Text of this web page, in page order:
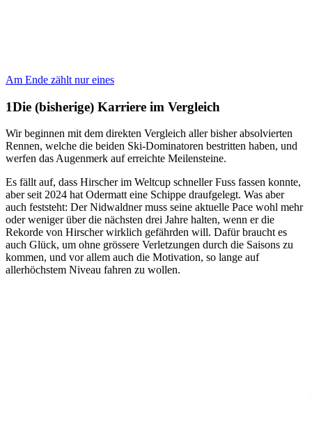
Am Ende zählt nur eines
Die (bisherige) Karriere im Vergleich
Wir beginnen mit dem direkten Vergleich aller bisher absolvierten
Rennen, welche die beiden Ski-Dominatoren bestritten haben, und
werfen das Augenmerk auf erreichte Meilensteine.
Es fällt auf, dass Hirscher im Weltcup schneller Fuss fassen konnte,
aber seit 2024 hat Odermatt eine Schippe draufgelegt. Was aber
auch feststeht: Der Nidwaldner muss seine aktuelle Pace wohl mehr
oder weniger über die nächsten drei Jahre halten, wenn er die
Rekorde von Hirscher wirklich gefährden will. Dafür braucht es
auch Glück, um ohne grössere Verletzungen durch die Saisons zu
kommen, und vor allem auch die Motivation, so lange auf
allerhöchstem Niveau fahren zu wollen.